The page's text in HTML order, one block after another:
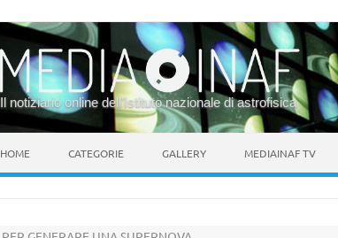
Il notiziario online dell’Istituto nazionale di astrofisica
HOME CATEGORIE GALLERY MEDIAINAF TV